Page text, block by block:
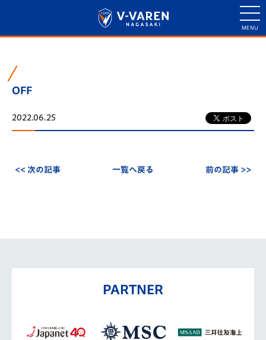
OFF
2022.06.25
<< 次の記事 一覧へ戻る 前の記事 >>
PARTNER